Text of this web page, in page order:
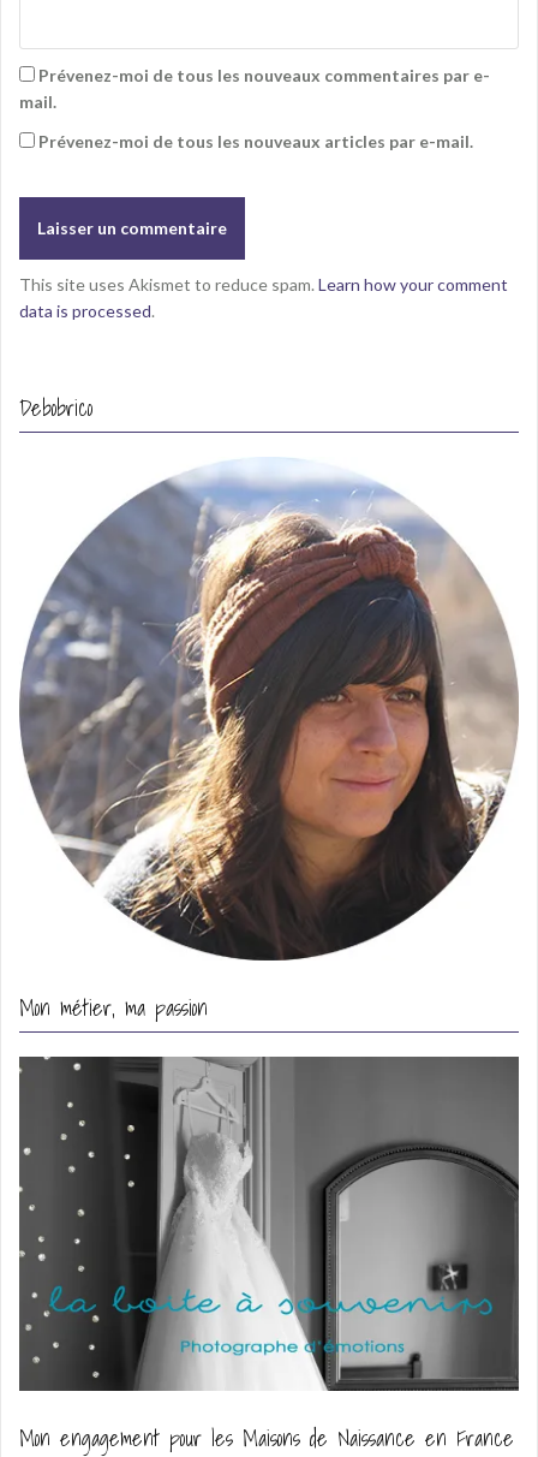
Prévenez-moi de tous les nouveaux commentaires par e-
mail.
Prévenez-moi de tous les nouveaux articles par e-mail.
This site uses Akismet to reduce spam.Learn how your comment
data is processed.
Debobrico
Mon métier, ma passion
Mon engagement pour les Maisons de Naissance en France